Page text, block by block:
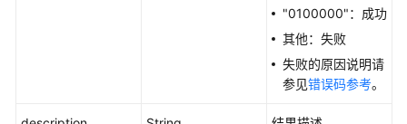
"0100000"：成功
其他：失败
失败的原因说明请
参见错误码参考。